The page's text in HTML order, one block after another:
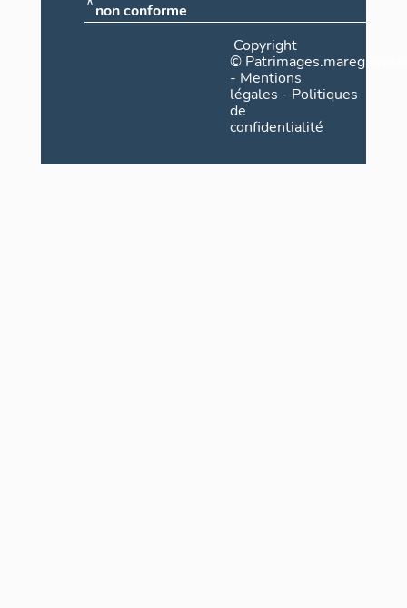
non conforme
Copyright
©
- Mentions
légales - Politiques
de
confidentialité